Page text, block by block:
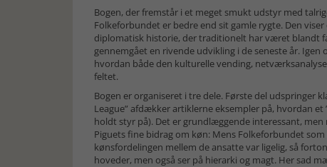
Bogen, der fremstår i et meget smukt udstyr med
Folkeforbundet er bedre end sit gamle rygte. Den
diplomatisk historie, der traditionelt har været blandt
gennemgået en rivende udvikling i de seneste år.
hvordan både den kulturelle vending,
feltet.
Bogen er organiseret i tre dele. Første del udspringer
League” afdækker artiklerne eksempler på, hvordan
holdt styr på). Det er grundlæggende interessant,
Piguets fine bidrag om køn: Mens Folkeforbundet
kønsfordelingen mellem de ansatte var ligelig, så
hoveder, men også ser på hierarki og magt. Her sad